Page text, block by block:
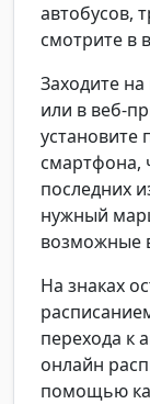
автобусов,
смотрите в
Заходите
или в веб-
установите
смартфона,
последних
нужный
возможные
На знаках
перехода к
онлайн
помощью